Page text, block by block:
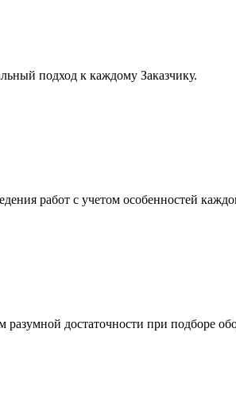
подход к каждому Заказчику.
работ с учетом особенностей
достаточности при подборе